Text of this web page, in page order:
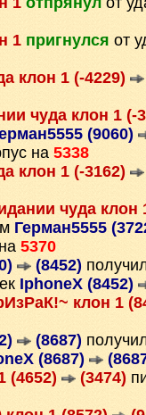
1 пригнулся от
клон 1 (-4229)
чуда клон 1 (-
(9060)
на 5338
клон 1 (-3162)
чуда клон
Герман5555
5370
(8452)
IphoneX (8452)
клон 1
(8687)
(8687)
(4652) (3474)